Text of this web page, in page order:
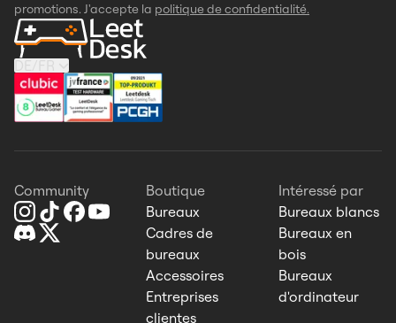
promotions. J'accepte la politique de confidentialité.
DE
Community
Boutique
Bureaux
Cadres de
bureaux
Accessoires
Entreprises
clientes
Intéressé par
Bureaux blancs
Bureaux en
bois
Bureaux
d'ordinateur